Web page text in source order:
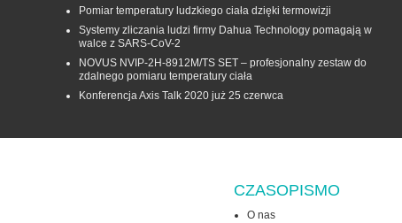
Pomiar temperatury ludzkiego ciała dzięki termowizji
Systemy zliczania ludzi firmy Dahua Technology pomagają w
walce z SARS-CoV-2
NOVUS NVIP-2H-8912M/TS SET – profesjonalny zestaw do
zdalnego pomiaru temperatury ciała
Konferencja Axis Talk 2020 już 25 czerwca
CZASOPISMO
O nas